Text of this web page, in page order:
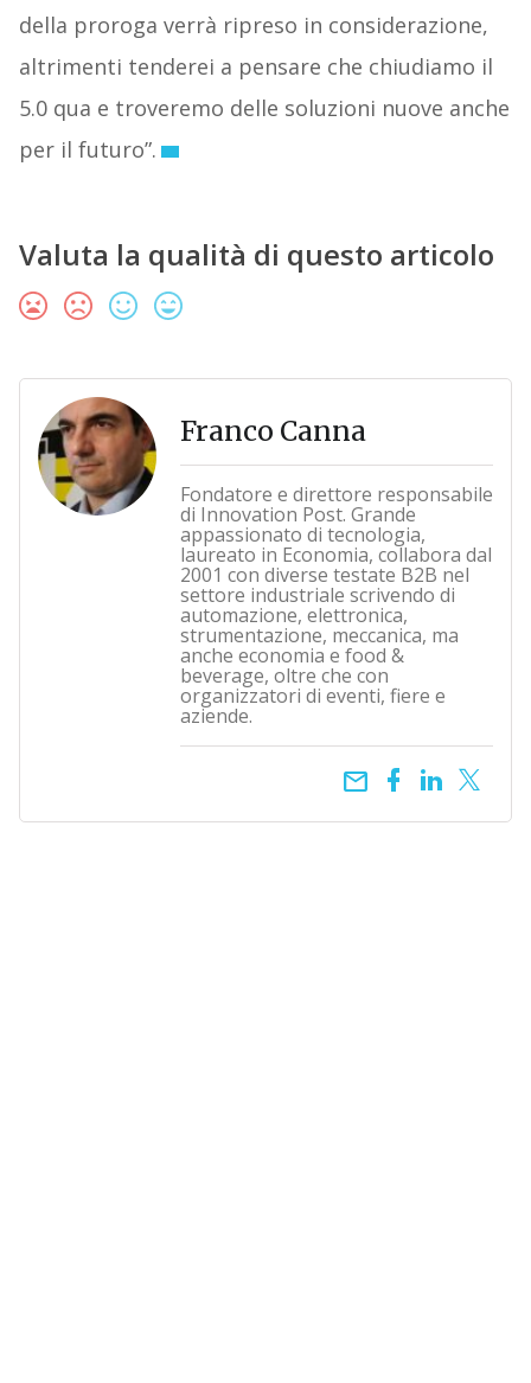
della proroga verrà ripreso in considerazione,
altrimenti tenderei a pensare che chiudiamo il
5.0 qua e troveremo delle soluzioni nuove anche
per il futuro”.
Valuta la qualità di questo articolo
Franco Canna
Fondatore e direttore responsabile
di Innovation Post. Grande
appassionato di tecnologia,
laureato in Economia, collabora dal
2001 con diverse testate B2B nel
settore industriale scrivendo di
automazione, elettronica,
strumentazione, meccanica, ma
anche economia e food &
beverage, oltre che con
organizzatori di eventi, fiere e
aziende.
email